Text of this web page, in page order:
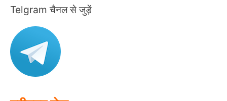
r
f
o
Telgram चैनल से जुड़ें